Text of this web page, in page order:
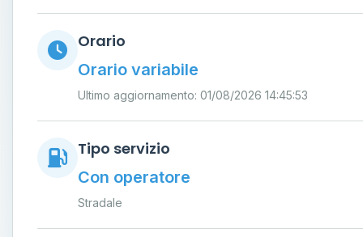
Orario
Orario variabile
Ultimo aggiornamento: 01/08/2026 14:45:53
Tipo servizio
Con operatore
Stradale